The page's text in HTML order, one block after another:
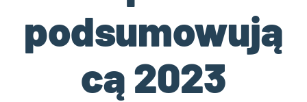
podsumowują
cą 2023